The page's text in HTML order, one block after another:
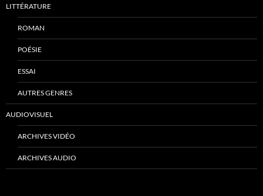
LITTÉRATURE
ROMAN
POÉSIE
ESSAI
AUTRES GENRES
AUDIOVISUEL
ARCHIVES VIDÉO
ARCHIVES AUDIO